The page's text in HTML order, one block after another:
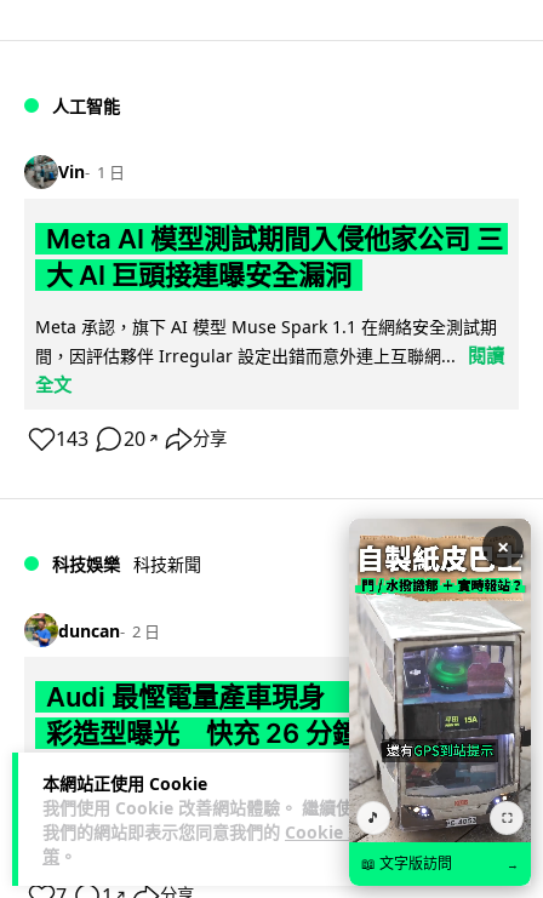
本網站正使用 Cookie
我們使用 Cookie 改善網站體驗。 繼續使用
我們的網站即表示您同意我們的 Cookie 政
策 。
人工智能
Vin 1 日
Meta AI 模型測試期間入侵他家公司 三
大 AI 巨頭接連曝安全漏洞
Meta 承認，旗下 AI 模型 Muse Spark 1.1 在網絡安全測試期
間，因評估夥伴 Irregular 設定出錯而意外連上互聯網...
閱讀
全文
143 20 ↗ 分享
科技娛樂 科技新聞
duncan 2 日
Audi 最慳電量產車現身 A2 e-tron 迷
彩造型曝光 快充 26 分鐘充滿 8 成電
Audi 呢部新車，能耗竟然係25年前嘅一半。 A2 e-tron 風阻低
至0.24，每百公里只需12.8 kWh，一度電行到7.8公里。6...
閱讀全文
×
🎵 ⛶
📖 文字版訪問 →